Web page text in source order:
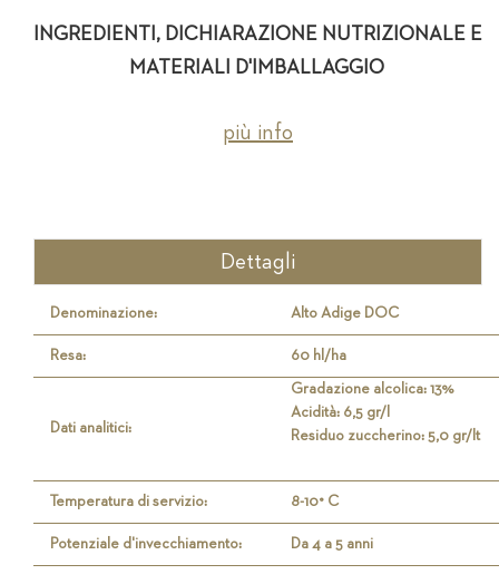
INGREDIENTI, DICHIARAZIONE NUTRIZIONALE E
MATERIALI D'IMBALLAGGIO
più info
Dettagli
Denominazione: Alto Adige DOC
Resa: 60 hl/ha
Dati analitici:
Gradazione alcolica: 13%
Acidità: 6,5 gr/l
Residuo zuccherino: 5,0 gr/lt
Temperatura di servizio: 8-10° C
Potenziale d'invecchiamento: Da 4 a 5 anni